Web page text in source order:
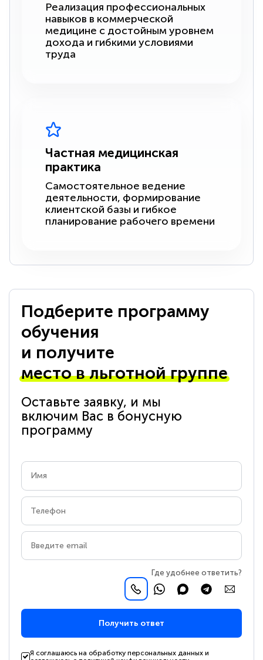
Реализация профессиональных
навыков в коммерческой
медицине с достойным уровнем
дохода и гибкими условиями
труда
Частная медицинская
практика
Самостоятельное ведение
деятельности, формирование
клиентской базы и гибкое
планирование рабочего времени
Подберите программу
обучения
и получите
место в льготной группе
Оставьте заявку, и мы
включим Вас в бонусную
программу
Где удобнее ответить?
Получить ответ
Я соглашаюсь на обработку персональных данных и